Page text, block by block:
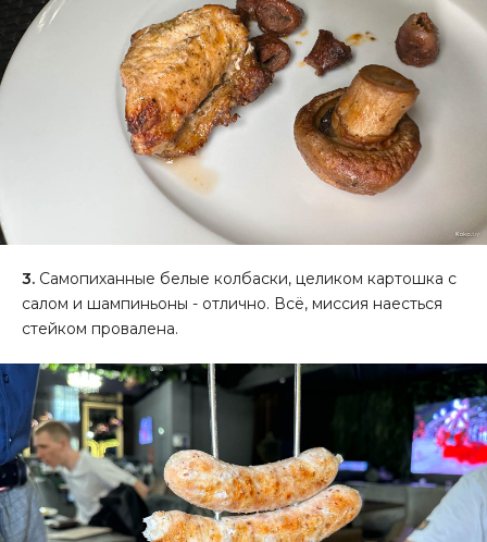
3. Самопиханные белые колбаски, целиком картошка с
салом и шампиньоны - отлично. Всё, миссия наесться
стейком провалена.